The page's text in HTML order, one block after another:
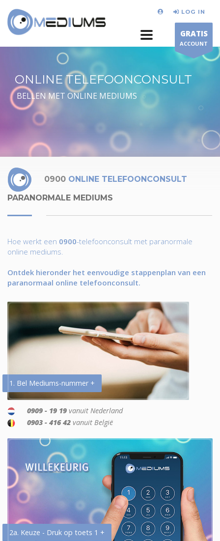
LOG IN
GRATIS
ACCOUNT
ONLINE TELEFOONCONSULT
BELLEN MET ONLINE MEDIUMS
0900 ONLINE TELEFOONCONSULT
PARANORMALE MEDIUMS
Hoe werkt een 0900-telefoonconsult met paranormale
online mediums.
Ontdek hieronder het eenvoudige stappenplan van een
paranormaal online telefoonconsult.
1. Bel Mediums-nummer +
0909 - 19 19 vanuit Nederland
0903 - 416 42 vanuit België
2a. Keuze - Druk op toets 1 +